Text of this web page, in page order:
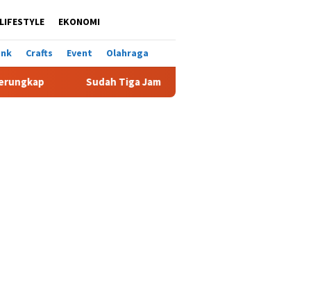
LIFESTYLE EKONOMI
Crafts Event Olahraga
Tiga Jam Lebih Eks Jampidsus Febrie Adriansyah Masih